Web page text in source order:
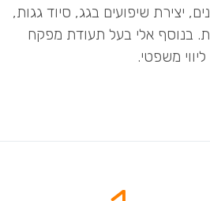
יצירת שיפועים בגג, סיוד גגות,
בנוסף אלי בעל תעודת מפקח
משפטי.